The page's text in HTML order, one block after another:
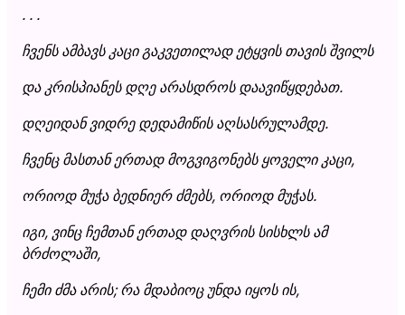
. . .
ჩვენს ამბავს კაცი გაკვეთილად ეტყვის თავის შვილს
და კრისპიანეს დღე არასდროს დაავიწყდებათ.
დღეიდან ვიდრე დედამიწის აღსასრულამდე.
ჩვენც მასთან ერთად მოგვიგონებს ყოველი კაცი,
ორიოდ მუჭა ბედნიერ ძმებს, ორიოდ მუჭას.
იგი, ვინც ჩემთან ერთად დაღვრის სისხლს ამ
ბრძოლაში,
ჩემი ძმა არის; რა მდაბიოც უნდა იყოს ის,